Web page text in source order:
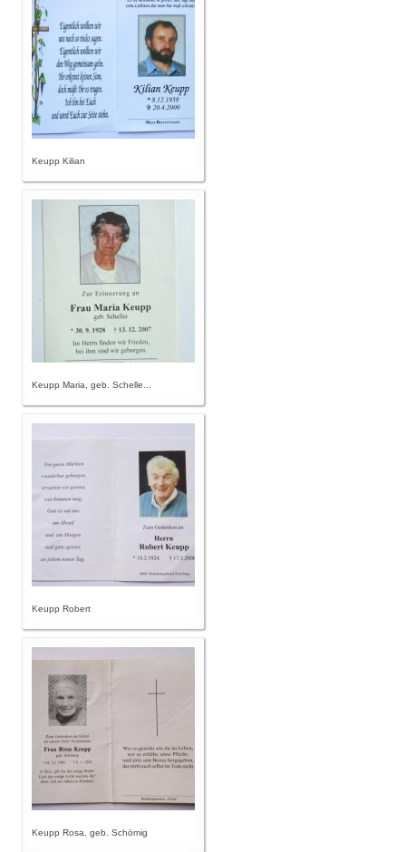
Keupp Kilian
Keupp Maria, geb. Schelle...
Keupp Robert
Keupp Rosa, geb. Schömig